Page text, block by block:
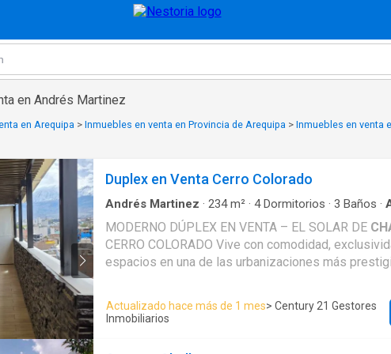
en Andrés Martinez
en Arequipa > Inmuebles en venta en Provincia de Arequipa > Inmuebles en venta
Duplex en Venta Cerro Colorado
Andrés Martinez · 234m² · 4Dormitorios · 3 Baños ·
Armario empotrado
MODERNO DÚPLEX EN VENTA – EL SOLAR DE
CERRO COLORADO Vive con comodidad,
espacios en una de las urbanizaciones más
funcionalidad y momentos inolvidables en familia.
04 amplias habitaciones - Sala con excelente
Cocina moderna y funcional - Comedor principal -
Actualizado hace más de 1 mes> Century 21 Gestores
Inmobiliarios